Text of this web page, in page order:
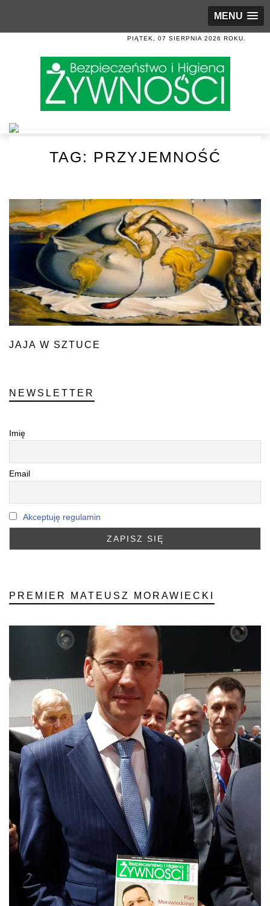
MENU
PIĄTEK, 07 SIERPNIA 2026 ROKU.
TAG: PRZYJEMNOŚĆ
JAJA W SZTUCE
NEWSLETTER
Imię
Email
Akceptuję regulamin
PREMIER MATEUSZ MORAWIECKI